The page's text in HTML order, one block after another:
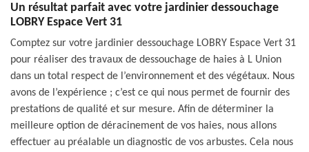
Un résultat parfait avec votre jardinier dessouchage
LOBRY Espace Vert 31
Comptez sur votre jardinier dessouchage LOBRY Espace Vert 31
pour réaliser des travaux de dessouchage de haies à L Union
dans un total respect de l’environnement et des végétaux. Nous
avons de l’expérience ; c’est ce qui nous permet de fournir des
prestations de qualité et sur mesure. Afin de déterminer la
meilleure option de déracinement de vos haies, nous allons
effectuer au préalable un diagnostic de vos arbustes. Cela nous